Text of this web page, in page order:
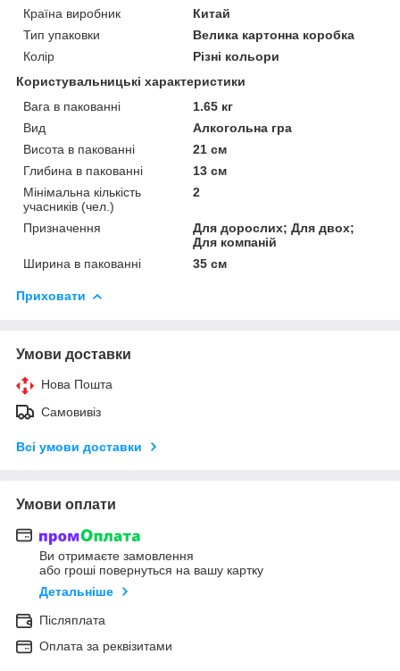
Країна виробник
Китай
Тип упаковки
Велика картонна коробка
Колір
Різні кольори
Користувальницькі характеристики
Вага в пакованні
1.65 кг
Вид
Алкогольна гра
Висота в пакованні
21 см
Глибина в пакованні
13 см
Мінімальна кількість
учасників (чел.)
2
Призначення
Для дорослих; Для двох;
Для компаній
Ширина в пакованні
35 см
Приховати
Умови доставки
Нова Пошта
Самовивіз
Всі умови доставки
Умови оплати
Ви отримаєте замовлення
або гроші повернуться на вашу картку
Детальніше
Післяплата
Оплата за реквізитами